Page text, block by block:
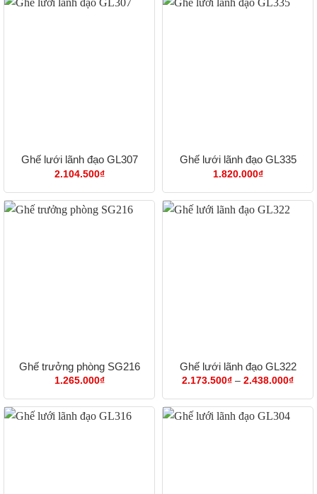
Ghế lưới lãnh đạo GL307
2.104.500₫
Ghế lưới lãnh đạo GL335
1.820.000₫
Ghế trưởng phòng SG216
1.265.000₫
Ghế lưới lãnh đạo GL322
2.173.500₫ – 2.438.000₫
từ